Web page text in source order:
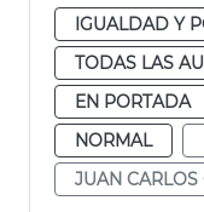
IGUALDAD Y
TODAS LAS
EN PORTADA
NORMAL
JUAN